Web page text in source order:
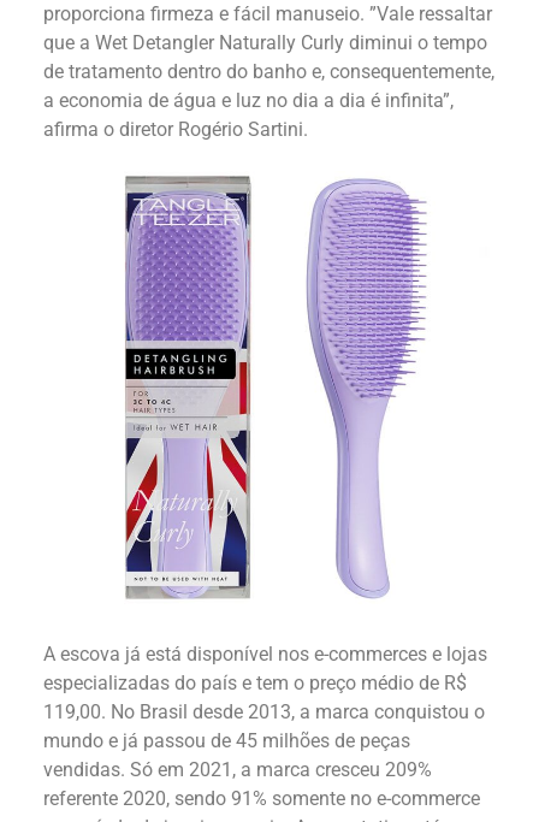
proporciona firmeza e fácil manuseio. ”Vale ressaltar
que a Wet Detangler Naturally Curly diminui o tempo
de tratamento dentro do banho e, consequentemente,
a economia de água e luz no dia a dia é infinita”,
afirma o diretor Rogério Sartini.
A escova já está disponível nos e-commerces e lojas
especializadas do país e tem o preço médio de R$
119,00. No Brasil desde 2013, a marca conquistou o
mundo e já passou de 45 milhões de peças
vendidas. Só em 2021, a marca cresceu 209%
referente 2020, sendo 91% somente no e-commerce